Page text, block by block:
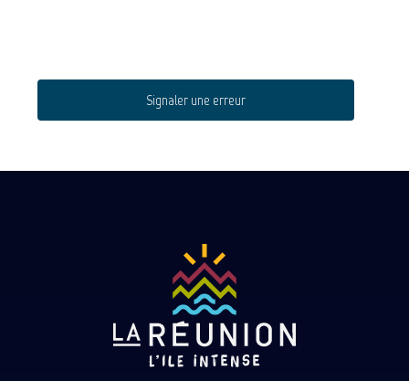
Signaler une erreur